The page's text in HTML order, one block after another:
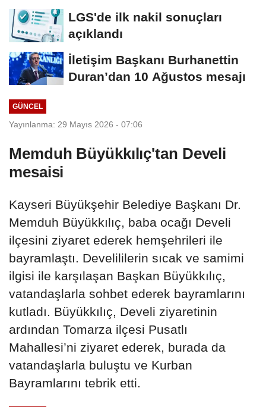
LGS'de ilk nakil sonuçları
açıklandı
İletişim Başkanı Burhanettin
Duran’dan 10 Ağustos mesajı
GÜNCEL
Yayınlanma: 29 Mayıs 2026 - 07:06
Memduh Büyükkılıç'tan Develi
mesaisi
Kayseri Büyükşehir Belediye Başkanı Dr.
Memduh Büyükkılıç, baba ocağı Develi
ilçesini ziyaret ederek hemşehrileri ile
bayramlaştı. Develililerin sıcak ve samimi
ilgisi ile karşılaşan Başkan Büyükkılıç,
vatandaşlarla sohbet ederek bayramlarını
kutladı. Büyükkılıç, Develi ziyaretinin
ardından Tomarza ilçesi Pusatlı
Mahallesi’ni ziyaret ederek, burada da
vatandaşlarla buluştu ve Kurban
Bayramlarını tebrik etti.